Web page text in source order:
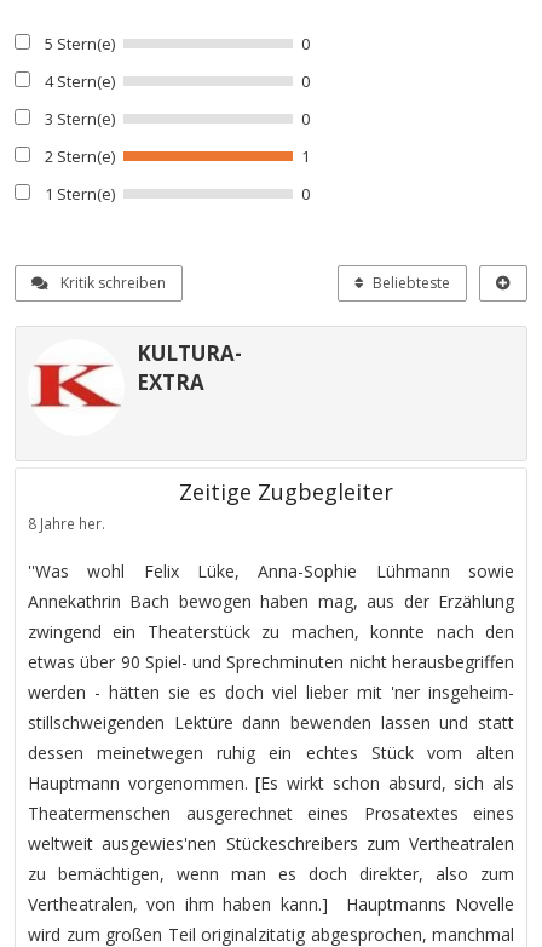
5 Stern(e)
0
4 Stern(e)
0
3 Stern(e)
0
2 Stern(e)
1
1 Stern(e)
0
Kritik schreiben Beliebteste
KULTURA-
EXTRA
Zeitige Zugbegleiter
8 Jahre her.
''Was wohl Felix Lüke, Anna-Sophie Lühmann sowie
Annekathrin Bach bewogen haben mag, aus der Erzählung
zwingend ein Theaterstück zu machen, konnte nach den
etwas über 90 Spiel- und Sprechminuten nicht herausbegriffen
werden - hätten sie es doch viel lieber mit 'ner insgeheim-
stillschweigenden Lektüre dann bewenden lassen und statt
dessen meinetwegen ruhig ein echtes Stück vom alten
Hauptmann vorgenommen. [Es wirkt schon absurd, sich als
Theatermenschen ausgerechnet eines Prosatextes eines
weltweit ausgewies'nen Stückeschreibers zum Vertheatralen
zu bemächtigen, wenn man es doch direkter, also zum
Vertheatralen, von ihm haben kann.] Hauptmanns Novelle
wird zum großen Teil originalzitatig abgesprochen, manchmal